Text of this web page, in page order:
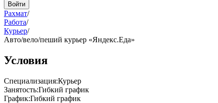
Войти
Рахмат/
Работа/
Курьер/
Авто/вело/пеший курьер «Яндекс.Еда»
Условия
Специализация:Курьер
Занятость:Гибкий график
График:Гибкий график